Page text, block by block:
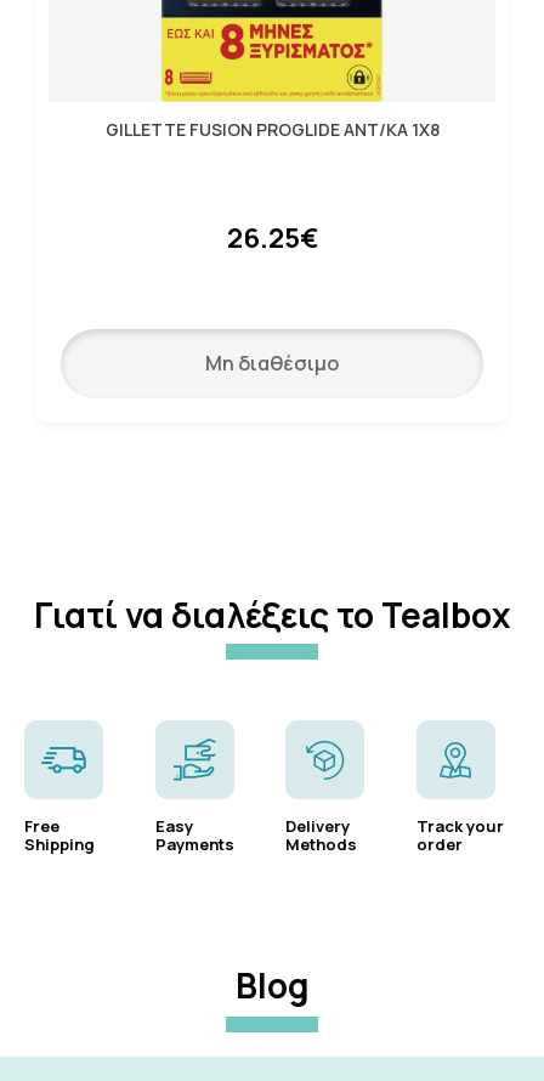
GILLETTE FUSION PROGLIDE ANT/KA 1X8
26.25€
Μη διαθέσιμο
Γιατί να διαλέξεις το Tealbox
Free
Shipping
Easy
Payments
Delivery
Methods
Track your
order
Blog